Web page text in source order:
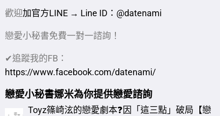
歡迎加官方LINE → Line ID：@datenami
戀愛小秘書免費一對一諮詢！
✔追蹤我的FB：
https://www.facebook.com/datenami/
戀愛小秘書娜米為你提供戀愛諮詢
Toyz篠崎泫的戀愛劇本❓因「這三點」破局【戀